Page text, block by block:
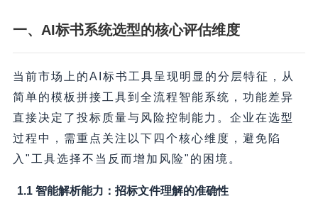
一、AI标书系统选型的核心评估维度
当前市场上的AI标书工具呈现明显的分层特征，从
简单的模板拼接工具到全流程智能系统，功能差异
直接决定了投标质量与风险控制能力。企业在选型
过程中，需重点关注以下四个核心维度，避免陷
入"工具选择不当反而增加风险"的困境。
1.1 智能解析能力：招标文件理解的准确性